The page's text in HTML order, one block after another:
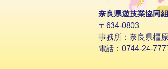
奈良県遊技業協同
〒634-0803
事務所：奈良県橿
電話：0744-24-